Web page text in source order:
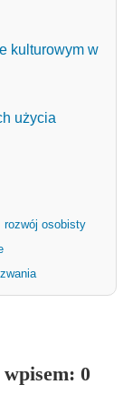
kulturowym w
użycia
rozwój osobisty
0